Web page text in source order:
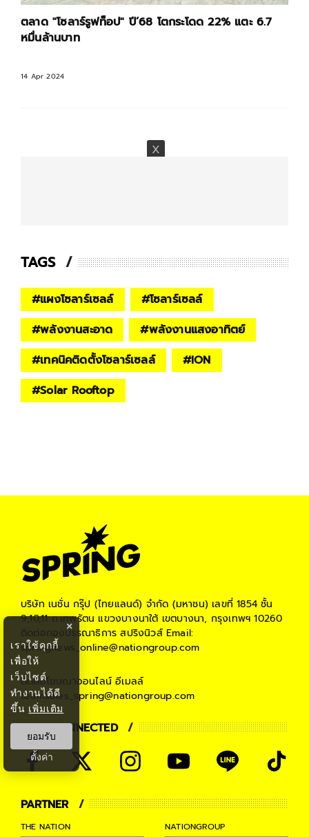
ตลาด "โซลาร์รูฟท็อป" ปี’68 โตกระโดด 22% แตะ 6.7
หมื่นล้านบาท
14 Apr 2024
TAGS
#แผงโซลาร์เซลล์ #โซลาร์เซลล์
#พลังงานสะอาด #พลังงานแสงอาทิตย์
#เทคนิคติดตั้งโซลาร์เซลล์ #ION
#Solar Rooftop
บริษัท เนชั่น กรุ๊ป (ไทยแลนด์) จำกัด (มหาชน) เลขที่ 1854 ชั้น
9,10,11 ถ.เทพรัตน แขวงบางนาใต้ เขตบางนา, กรุงเทพฯ 10260
ติดต่อกองบรรณาธิการ สปริงนิวส์Email:
springnews_online@nationgroup.com
ติดต่อโฆษณาออนไลน์ อีเมลล์
teamsales_spring@nationgroup.com
STAY CONNECTED
PARTNER
THE NATION NATIONGROUP
×
เราใช้คุกกี้
เพื่อให้
เว็บไซต์
ทำงานได้ดี
ขึ้น เพิ่มเติม
ยอมรับ
ตั้งค่า